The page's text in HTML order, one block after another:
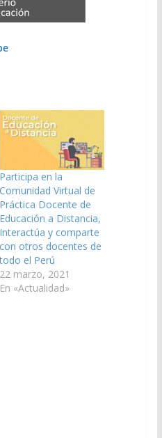
Participa en la
Comunidad Virtual de
Práctica Docente de
Educación a Distancia,
Interactúa y comparte
con otros docentes de
el Perú
22 marzo, 2021
En «Actualidad»